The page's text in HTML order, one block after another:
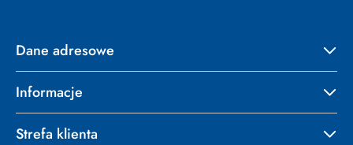
Dane adresowe
Informacje
Strefa klienta